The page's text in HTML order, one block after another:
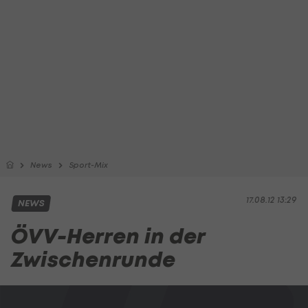
News Sport-Mix
17.08.12 13:29
NEWS
ÖVV-Herren in der
Zwischenrunde